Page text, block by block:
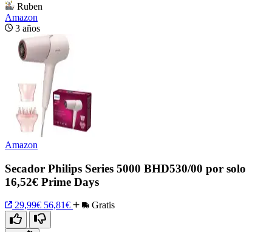
Ruben
Amazon
3 años
Amazon
Secador Philips Series 5000 BHD530/00 por solo
16,52€ Prime Days
29,99€ 56,81€ Gratis